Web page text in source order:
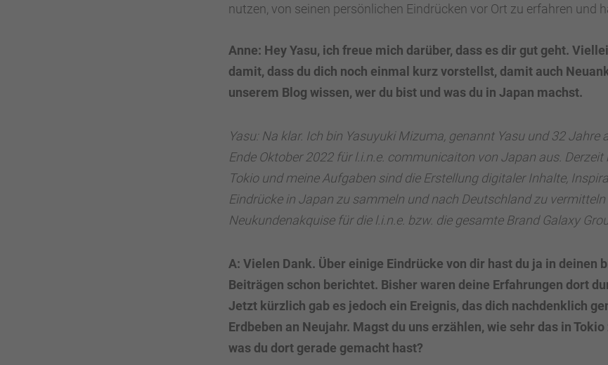
nutzen, von seinen persönlichen Eindrücken vor Ort zu erfahren und
Anne: Hey Yasu, ich freue mich darüber, dass es dir gut geht.
damit, dass du dich noch einmal kurz vorstellst, damit auch
unserem Blog wissen, wer du bist und was du in Japan machst.
Yasu: Na klar. Ich bin Yasuyuki Mizuma, genannt Yasu und 32 Jahre
Ende Oktober 2022 für l.i.n.e. communicaiton von Japan aus.
Tokio und meine Aufgaben sind die Erstellung digitaler Inhalte,
Eindrücke in Japan zu sammeln und nach Deutschland zu vermitteln
Neukundenakquise für die l.i.n.e. bzw. die gesamte Brand Galaxy
A: Vielen Dank. Über einige Eindrücke von dir hast du ja in deinen
Beiträgen schon berichtet. Bisher waren deine Erfahrungen dort
Jetzt kürzlich gab es jedoch ein Ereignis, das dich nachdenklich
Erdbeben an Neujahr. Magst du uns erzählen, wie sehr das in
was du dort gerade gemacht hast?